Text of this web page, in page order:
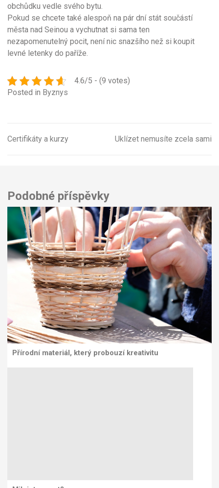
obchůdku vedle svého bytu.
Pokud se chcete také alespoň na pár dní stát součástí
města nad Seinou a vychutnat si sama ten
nezapomenutelný pocit, není nic snazšího než si koupit
levné letenky do paříže.
4.6/5 - (9 votes)
Posted in Byznys
Navigace
Certifikáty a kurzy Uklízet nemusíte zcela sami
Podobné příspěvky
Přírodní materiál, který probouzí kreativitu